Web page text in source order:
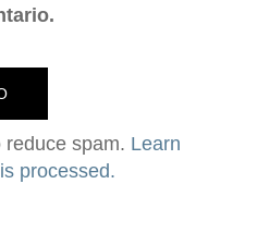
spam. Learn
processed.